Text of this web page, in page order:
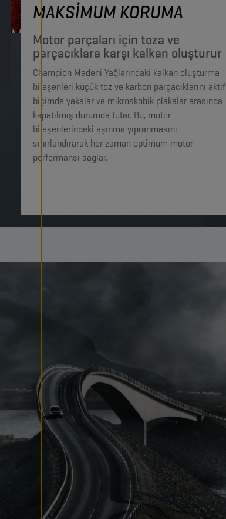
MAKSİMUM KORUMA
Motor parçaları için toza ve
parçacıklara karşı kalkan oluşturur​
Champion Madeni Yağlarındaki kalkan oluşturma
bileşenleri küçük toz ve karbon parçacıklarını aktif
biçimde yakalar ve mikroskobik plakalar arasında
kapatılmış durumda tutar. Bu, motor
bileşenlerindeki aşınma yıpranmasını
sınırlandırarak her zaman optimum motor
performansı sağlar.